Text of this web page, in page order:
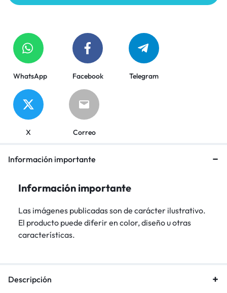
WhatsApp Facebook Telegram
X Correo
Información importante
Información importante
Las imágenes publicadas son de carácter ilustrativo.
El producto puede diferir en color, diseño u otras
características.
Descripción